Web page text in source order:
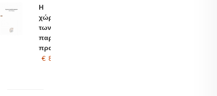
Η
χώρα
των
παράδοξων
πραγμάτων
€ 8.00